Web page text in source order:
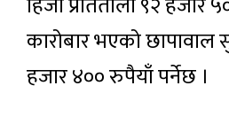
कारोबार भएको
हजार ४०० रुपैयाँ पर्नेछ ।